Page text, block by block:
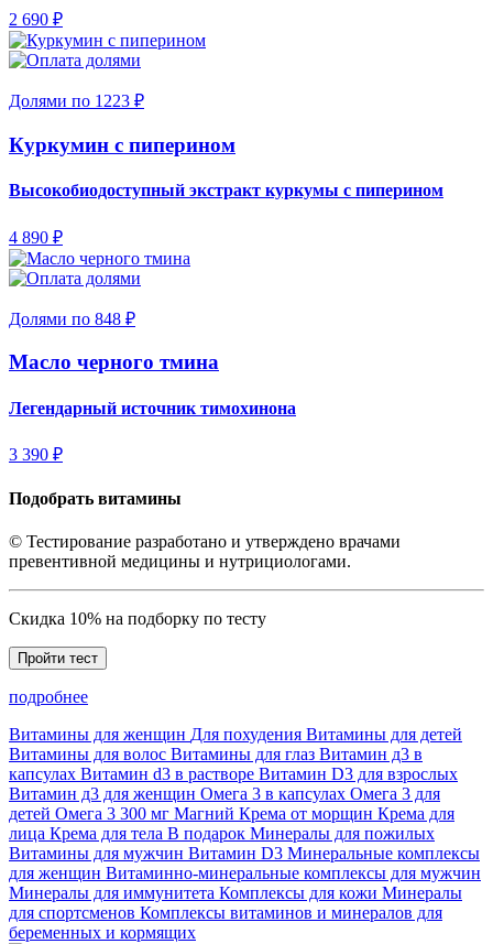
2 690 ₽
Долями по 1223 ₽
Куркумин с пиперином
Высокобиодоступный экстракт куркумы с пиперином
4 890 ₽
Долями по 848 ₽
Масло черного тмина
Легендарный источник тимохинона
3 390 ₽
Подобрать витамины
© Тестирование разработано и утверждено врачами
превентивной медицины и нутрициологами.
Скидка 10% на подборку по тесту
Пройти тест
подробнее
Витамины для женщин Для похудения Витамины для детей
Витамины для волос Витамины для глаз Витамин д3 в
капсулах Витамин d3 в растворе Витамин D3 для взрослых
Витамин д3 для женщин Омега 3 в капсулах Омега 3 для
детей Омега 3 300 мг Магний Крема от морщин Крема для
лица Крема для тела В подарок Минералы для пожилых
Витамины для мужчин Витамин D3 Минеральные комплексы
для женщин Витаминно-минеральные комплексы для мужчин
Минералы для иммунитета Комплексы для кожи Минералы
для спортсменов Комплексы витаминов и минералов для
беременных и кормящих